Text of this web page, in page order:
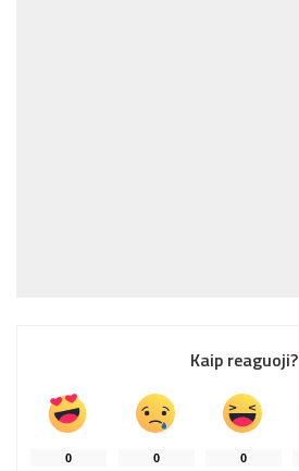
Kaip reaguoji?
0 0 0